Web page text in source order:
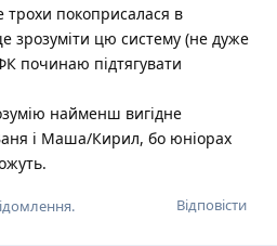
покоприсалася в
зрозуміти цю систему (не дуже
починаю підтягувати
найменш вигідне
і Маша/Кирил, бо юніорах
Відповісти